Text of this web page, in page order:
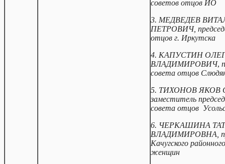
советов отцов ИО
3. МЕДВЕДЕВ
ПЕТРОВИЧ,
отцов г. Иркутска
4. КАПУСТИН
ВЛАДИМИРОВИЧ,
совета отцов
5. ТИХОНОВ ЯКОВ
заместитель
совета отцов
6. ЧЕРКАШИНА
ВЛАДИМИРОВНА,
Качугского
женщин